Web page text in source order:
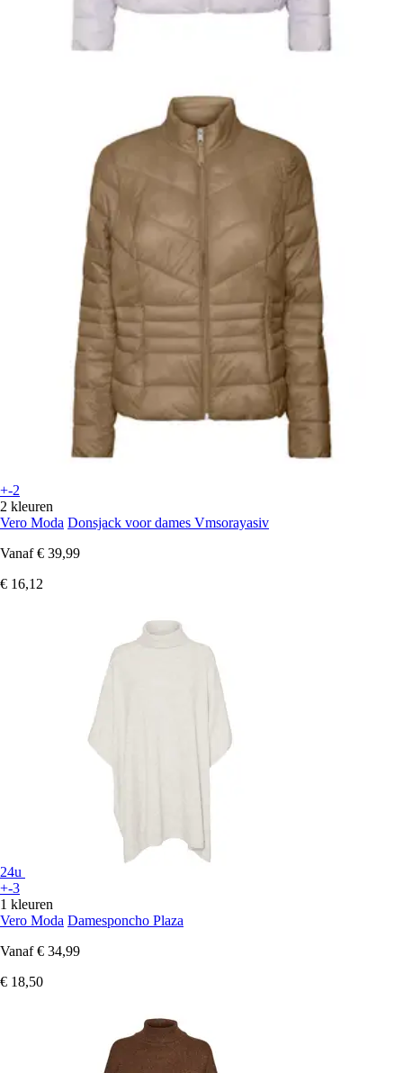
+-2
2 kleuren
Vero Moda Donsjack voor dames Vmsorayasiv
Vanaf € 39,99
€ 16,12
24u
+-3
1 kleuren
Vero Moda Damesponcho Plaza
Vanaf € 34,99
€ 18,50